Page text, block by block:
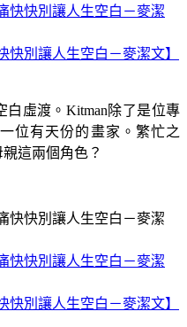
快別讓人生空白－麥潔文】
白虛渡。Kitman除了是位專
位有天份的畫家。繁忙之
這兩個角色？
快別讓人生空白－麥潔文】